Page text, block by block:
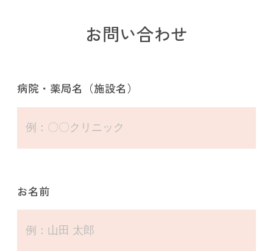
お問い合わせ
病院・薬局名（施設名）
お名前